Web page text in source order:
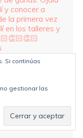
Si continúas
gestionar las